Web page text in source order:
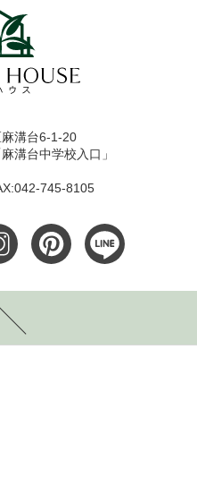
溝台6-1-20
溝台中学校入口」
745-8105